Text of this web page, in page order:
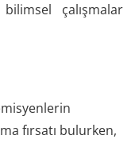
çalışmalar
fırsatı bulurken,